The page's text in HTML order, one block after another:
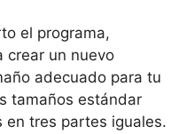
el programa,
crear un nuevo
adecuado para tu
tamaños estándar
tres partes iguales.